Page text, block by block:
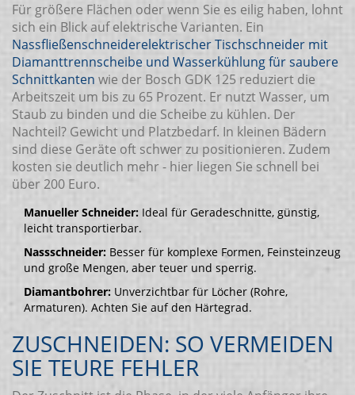
Für größere Flächen oder wenn Sie es eilig haben, lohnt
sich ein Blick auf elektrische Varianten. Ein
Nassfließenschneiderelektrischer Tischschneider mit
Diamanttrennscheibe und Wasserkühlung für saubere
Schnittkanten wie der Bosch GDK 125 reduziert die
Arbeitszeit um bis zu 65 Prozent. Er nutzt Wasser, um
Staub zu binden und die Scheibe zu kühlen. Der
Nachteil? Gewicht und Platzbedarf. In kleinen Bädern
sind diese Geräte oft schwer zu positionieren. Zudem
kosten sie deutlich mehr - hier liegen Sie schnell bei
über 200 Euro.
Manueller Schneider: Ideal für Geradeschnitte, günstig,
leicht transportierbar.
Nassschneider: Besser für komplexe Formen, Feinsteinzeug
und große Mengen, aber teuer und sperrig.
Diamantbohrer: Unverzichtbar für Löcher (Rohre,
Armaturen). Achten Sie auf den Härtegrad.
ZUSCHNEIDEN: SO VERMEIDEN
SIE TEURE FEHLER